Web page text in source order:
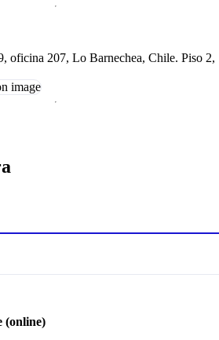
(online)
oficina 207, Lo Barnechea, Chile. Piso 2,